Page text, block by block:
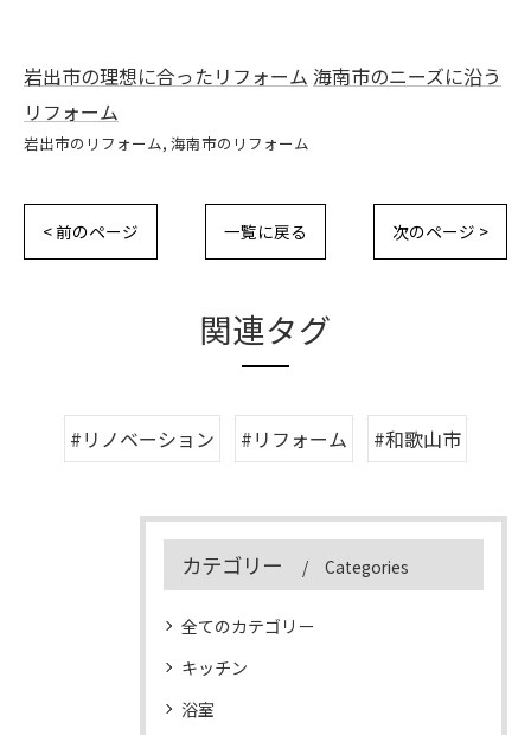
岩出市の理想に合ったリフォーム 海南市のニーズに沿う
リフォーム
岩出市のリフォーム 海南市のリフォーム
< 前のページ 一覧に戻る 次のページ >
関連タグ
#リノベーション #リフォーム #和歌山市
カテゴリー Categories
全てのカテゴリー
キッチン
浴室